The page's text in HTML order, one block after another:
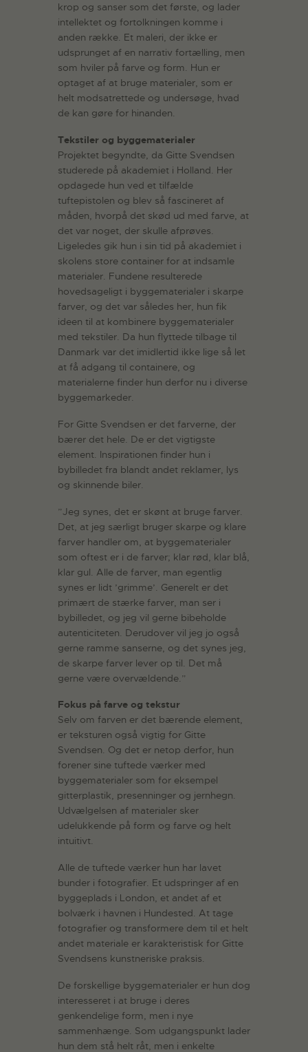
krop og sanser som det første, og lader
intellektet og fortolkningen komme i
anden række. Et maleri, der ikke er
udsprunget af en narrativ fortælling, men
som hviler på farve og form. Hun er
optaget af at bruge materialer, som er
helt modsatrettede og undersøge, hvad
de kan gøre for hinanden.
Tekstiler og byggematerialer
Projektet begyndte, da Gitte Svendsen
studerede på akademiet i Holland. Her
opdagede hun ved et tilfælde
tuftepistolen og blev så fascineret af
måden, hvorpå det skød ud med farve, at
det var noget, der skulle afprøves.
Ligeledes gik hun i sin tid på akademiet i
skolens store container for at indsamle
materialer. Fundene resulterede
hovedsageligt i byggematerialer i skarpe
farver, og det var således her, hun fik
ideen til at kombinere byggematerialer
med tekstiler. Da hun flyttede tilbage til
Danmark var det imidlertid ikke lige så let
at få adgang til containere, og
materialerne finder hun derfor nu i diverse
byggemarkeder.
For Gitte Svendsen er det farverne, der
bærer det hele. De er det vigtigste
element. Inspirationen finder hun i
bybilledet fra blandt andet reklamer, lys
og skinnende biler.
”Jeg synes, det er skønt at bruge farver.
Det, at jeg særligt bruger skarpe og klare
farver handler om, at byggematerialer
som oftest er i de farver; klar rød, klar blå,
klar gul. Alle de farver, man egentlig
synes er lidt ’grimme’. Generelt er det
primært de stærke farver, man ser i
bybilledet, og jeg vil gerne bibeholde
autenticiteten. Derudover vil jeg jo også
gerne ramme sanserne, og det synes jeg,
de skarpe farver lever op til. Det må
gerne være overvældende.”
Fokus på farve og tekstur
Selv om farven er det bærende element,
er teksturen også vigtig for Gitte
Svendsen. Og det er netop derfor, hun
forener sine tuftede værker med
byggematerialer som for eksempel
gitterplastik, presenninger og jernhegn.
Udvælgelsen af materialer sker
udelukkende på form og farve og helt
intuitivt.
Alle de tuftede værker hun har lavet
bunder i fotografier. Et udspringer af en
byggeplads i London, et andet af et
bolværk i havnen i Hundested. At tage
fotografier og transformere dem til et helt
andet materiale er karakteristisk for Gitte
Svendsens kunstneriske praksis.
De forskellige byggematerialer er hun dog
interesseret i at bruge i deres
genkendelige form, men i nye
sammenhænge. Som udgangspunkt lader
hun dem stå helt råt, men i enkelte